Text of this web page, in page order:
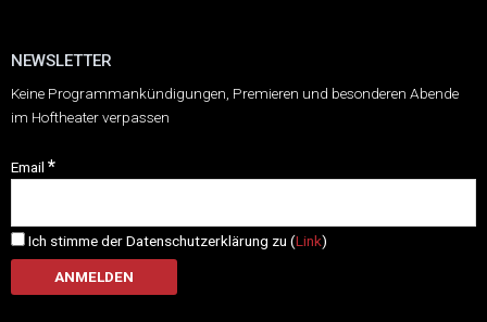
NEWSLETTER
Keine Programmankündigungen, Premieren und besonderen Abende
im Hoftheater verpassen
Email *
Ich stimme der Datenschutzerklärung zu (Link)